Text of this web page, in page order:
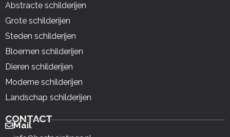
Abstracte schilderijen
Grote schilderijen
Steden schilderijen
Bloemen schilderijen
Dieren schilderijen
Moderne schilderijen
Landschap schilderijen
CONTACT
Mail